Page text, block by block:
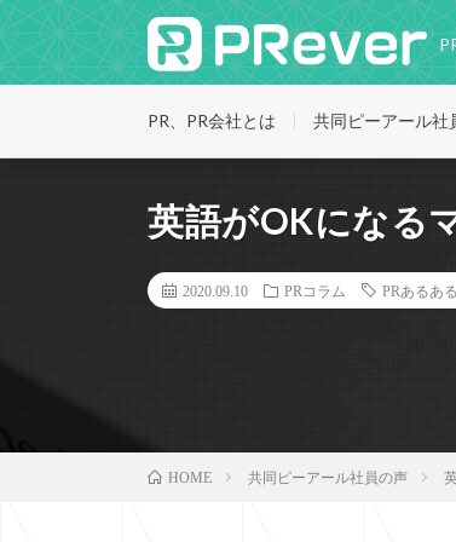
PR、PR会社とは 共同ピーアール社
英語がOKになる
2020.09.10 PRコラム PRあるある
HOME 共同ピーアール社員の声